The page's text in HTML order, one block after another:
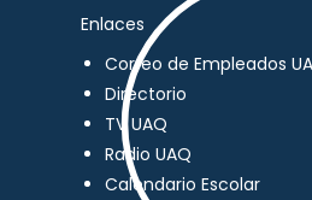
Enlaces
Correo de Empleados
Directorio
TV UAQ
Radio UAQ
Calendario Escolar